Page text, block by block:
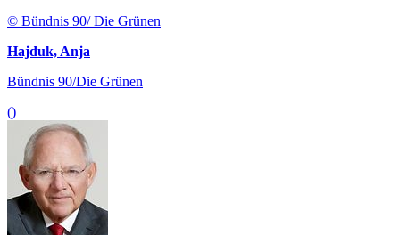
© Bündnis 90/ Die Grünen
Hajduk, Anja
Bündnis 90/Die Grünen
()